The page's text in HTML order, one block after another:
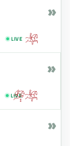
LIVE
»
LIVE
»
»